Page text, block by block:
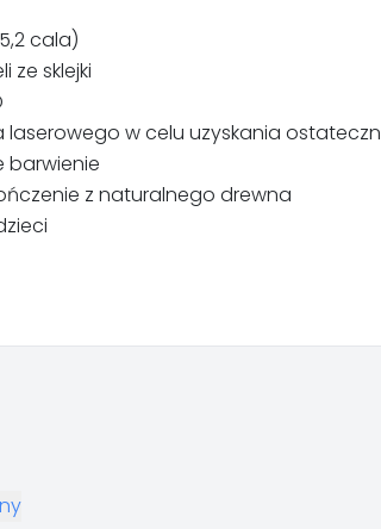
cala)
ze sklejki
w celu uzyskania
z naturalnego drewna